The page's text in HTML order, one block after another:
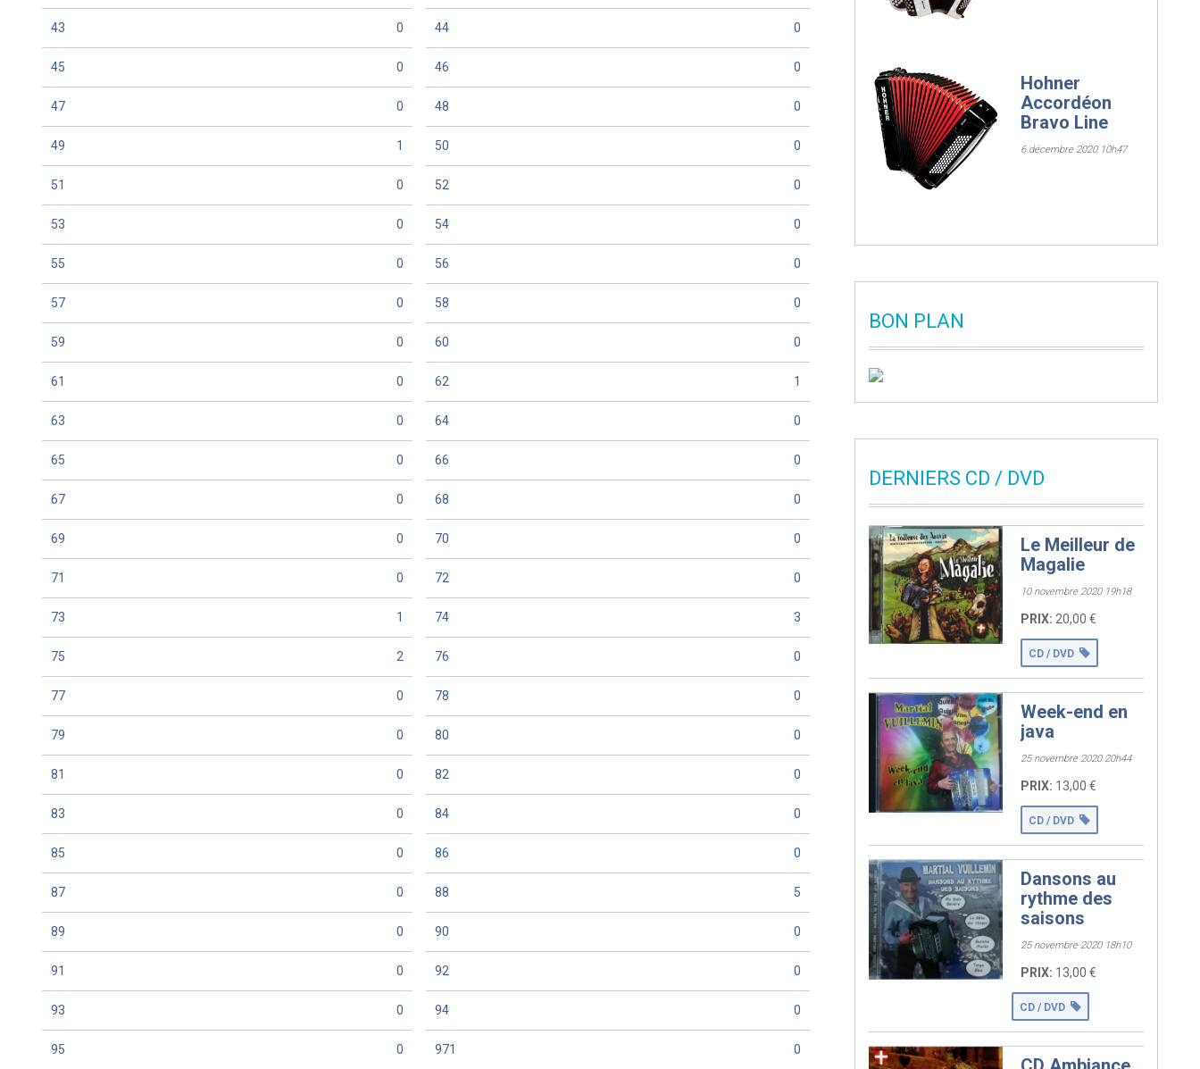
43 0 44 0
45 0 46 0
47 0 48 0
49 1 50 0
51 0 52 0
53 0 54 0
55 0 56 0
57 0 58 0
59 0 60 0
61 0 62 1
63 0 64 0
65 0 66 0
67 0 68 0
69 0 70 0
71 0 72 0
73 1 74 3
75 2 76 0
77 0 78 0
79 0 80 0
81 0 82 0
83 0 84 0
85 0 86 0
87 0 88 5
89 0 90 0
91 0 92 0
93 0 94 0
95 0 971 0
Hohner
Accordéon
Bravo Line
6 décembre 2020 10h47
BON PLAN
DERNIERS CD / DVD
COMPIL – DOUBLE
CD CD1
CD2 01 – Je
reviens chez nous
Le Meilleur de
Magalie
10 novembre 2020 19h18
PRIX: 20,00 €
CD / DVD
Vends CD (vol 2)
musette, neuf ;
Pour me contacter
voir coordonné ci
Week-end en
java
25 novembre 2020 20h44
PRIX: 13,00 €
CD / DVD
Vends CD (vol4)
musette neuf.
N'hésitez pas à me
contacter (voir
coordonné ci-
Dansons au
rythme des
saisons
25 novembre 2020 18h10
PRIX: 13,00 €
CD / DVD
Savoyarde 02 –